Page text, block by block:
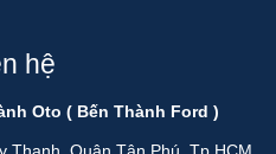
hệ
Oto ( Bến Thành Ford )